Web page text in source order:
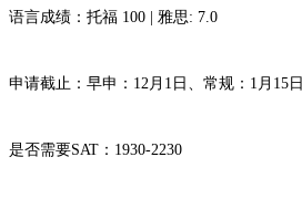
语言成绩：托福 100 | 雅思: 7.0
申请截止：早申：12月1日、常规：1月15日
是否需要SAT：1930-2230